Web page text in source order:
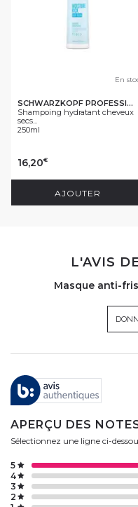
En
SCHWARZKOPF PROFESSIONAL
Shampoing hydratant cheveux
secs...
250ml
16,20€
AJOUTER
L'AVIS
Masque anti-
APERÇU DES
Sélectionnez une ligne ci-
2
3
4
5